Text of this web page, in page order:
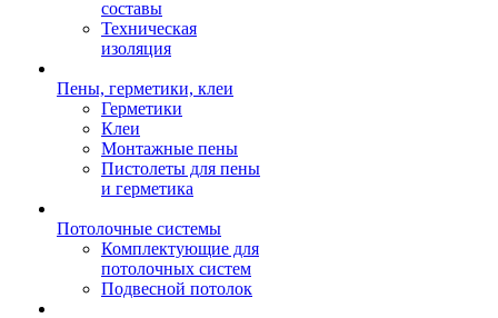
составы
Техническая
изоляция
Пены, герметики, клеи
Герметики
Клеи
Монтажные пены
Пистолеты для пены
и герметика
Потолочные системы
Комплектующие для
потолочных систем
Подвесной потолок